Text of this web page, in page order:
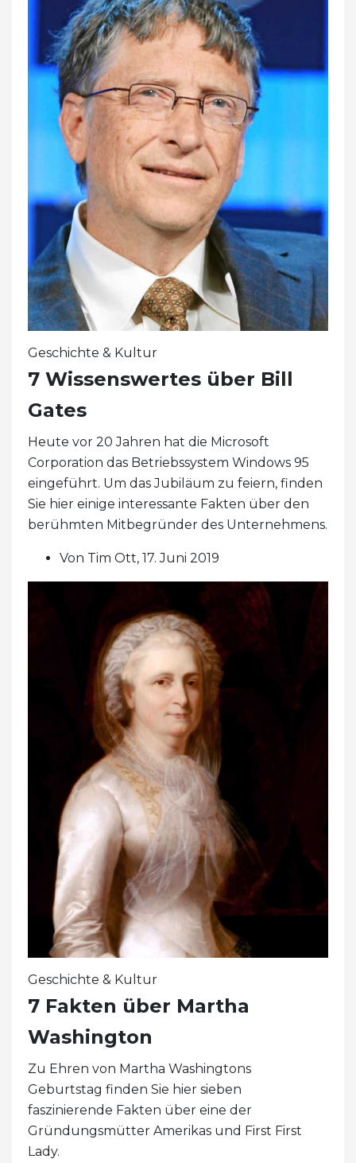
Geschichte & Kultur
7 Wissenswertes über Bill
Gates
Heute vor 20 Jahren hat die Microsoft
Corporation das Betriebssystem Windows 95
eingeführt. Um das Jubiläum zu feiern, finden
Sie hier einige interessante Fakten über den
berühmten Mitbegründer des Unternehmens.
Von Tim Ott, 17. Juni 2019
Geschichte & Kultur
7 Fakten über Martha
Washington
Zu Ehren von Martha Washingtons
Geburtstag finden Sie hier sieben
faszinierende Fakten über eine der
Gründungsmütter Amerikas und First First
Lady.